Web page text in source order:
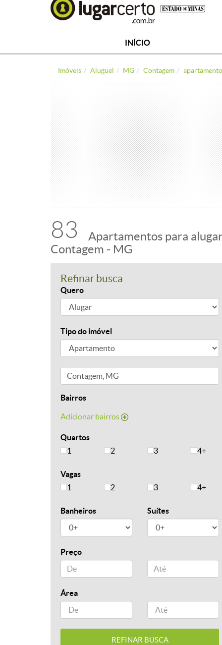
INÍCIO
Imóveis Aluguel MG Contagem apartamento
83
Apartamentos para
Contagem - MG
Refinar busca
Quero
Tipo do imóvel
Bairros
Adicionar bairros
Quartos
1
2 3 4+
Vagas
1
2 3 4+
Banheiros Suítes
Preço
Área